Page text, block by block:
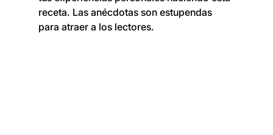
receta. Las anécdotas son estupendas
para atraer a los lectores.